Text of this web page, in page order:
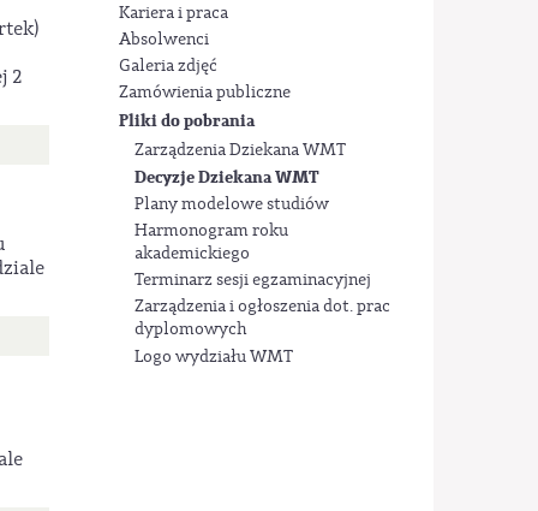
Kariera i praca
Absolwenci
Galeria zdjęć
Zamówienia publiczne
Pliki do pobrania
Zarządzenia Dziekana WMT
Decyzje Dziekana WMT
Plany modelowe studiów
Harmonogram roku
akademickiego
Terminarz sesji egzaminacyjnej
Zarządzenia i ogłoszenia dot. prac
dyplomowych
Logo wydziału WMT
2